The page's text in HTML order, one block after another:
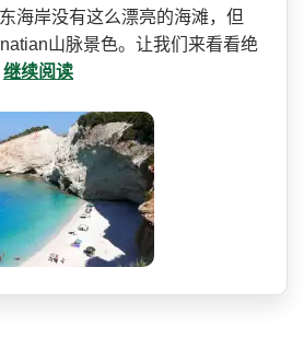
海岸没有这么漂亮的海­滩，但
山脉景色。让我们来看­看绝
继续阅读